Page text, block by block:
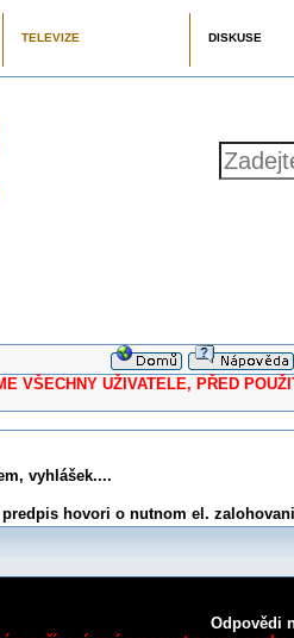
TELEVIZE DISKUSE
UŽIVATELE, PŘED
vyhlášek....
hovori o nutnom el.
Odpovědi